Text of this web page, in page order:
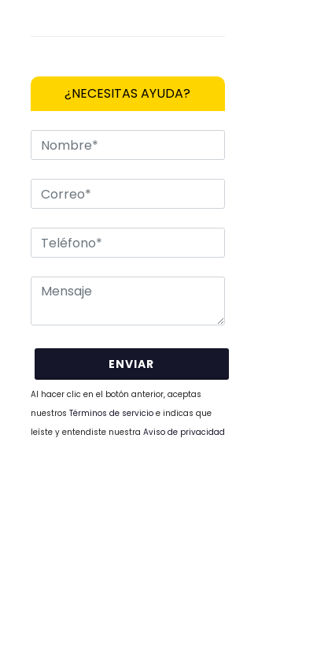
¿NECESITAS AYUDA?
Al hacer clic en el botón anterior, aceptas
nuestros Términos de servicioe indicas que
leíste y entendiste nuestra Aviso de privacidad